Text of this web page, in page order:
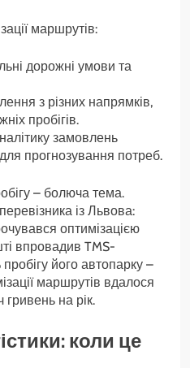
маршрутів:
дорожні умови та
з різних напрямків,
пробігів.
замовлень
прогнозування потреб.
– болюча тема.
із Львова:
оптимізацією
впровадив TMS-
його автопарку –
маршрутів вдалося
на рік.
коли це